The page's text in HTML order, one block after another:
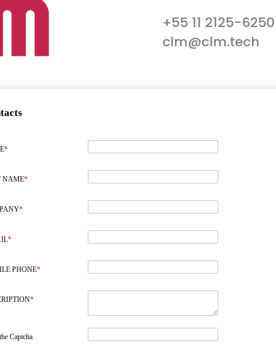
+55 11 2125-6250
clm@clm.tech
*
NAME*
*
*
PHONE*
*
Captcha